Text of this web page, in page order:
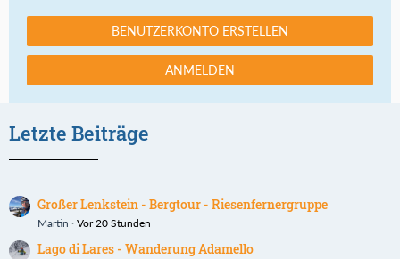
BENUTZERKONTO ERSTELLEN
ANMELDEN
Letzte Beiträge
Großer Lenkstein - Bergtour - Riesenfernergruppe
Martin Vor 20 Stunden
Lago di Lares - Wanderung Adamello